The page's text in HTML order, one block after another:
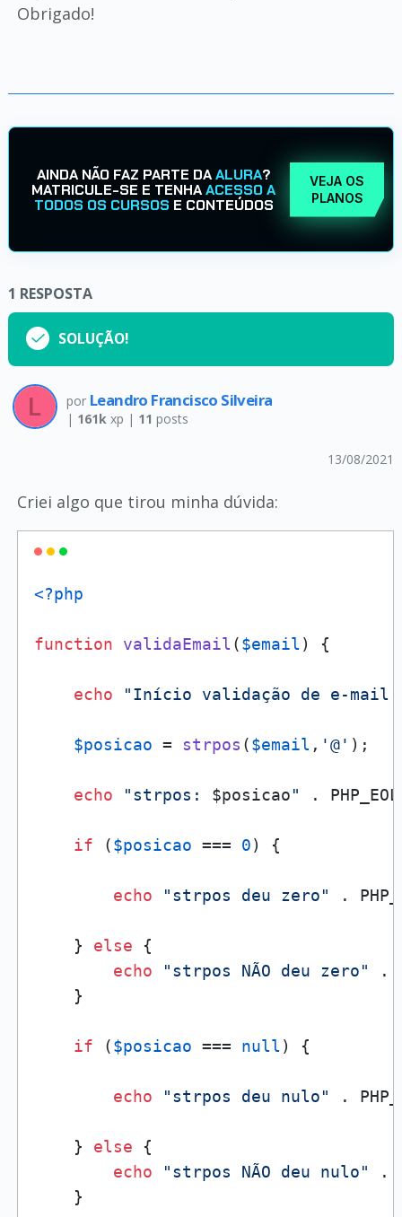
Obrigado!
AINDA NÃO FAZ PARTE DAALURA?
MATRICULE-SE E TENHAACESSO A
TODOS OS CURSOS E CONTEÚDOS
VEJA OS
PLANOS
1 RESPOSTA
SOLUÇÃO!
por Leandro Francisco Silveira
| 161kxp | 11 posts
13/08/2021
Criei algo que tirou minha dúvida:
<?php
function validaEmail ($email) {
echo "Início validação de e-
$posicao = strpos ($email , '@' );
echo "strpos: $posicao" .
if ($posicao === 0) {
echo "strpos deu zero" .
    }
else {
echo
"strpos NÃO deu zero"
.
    }
if ($posicao === null) {
echo "strpos deu nulo" .
    }
else {
echo
"strpos NÃO deu nulo"
.
    }